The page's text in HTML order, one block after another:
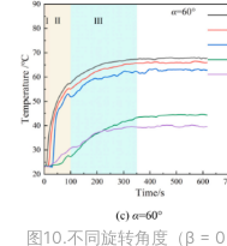
图10.不同旋转角度（β =